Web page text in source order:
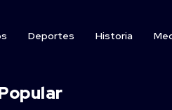
Deportes Historia